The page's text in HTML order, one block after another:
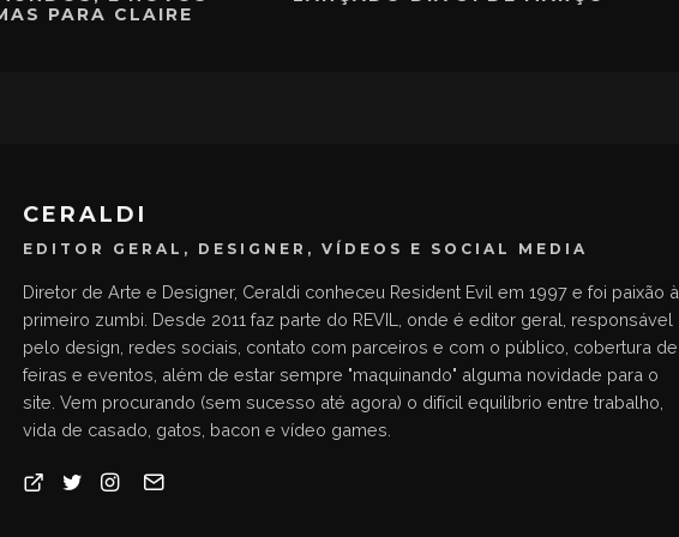
PARA CLAIRE
CERALDI
EDITOR GERAL, DESIGNER, VÍDEOS E SOCIAL MEDIA
Diretor de Arte e Designer, Ceraldi conheceu Resident Evil em 1997 e foi paixão à
primeiro zumbi. Desde 2011 faz parte do REVIL, onde é editor geral, responsável
pelo design, redes sociais, contato com parceiros e com o público, cobertura de
feiras e eventos, além de estar sempre "maquinando" alguma novidade para o
site. Vem procurando (sem sucesso até agora) o difícil equilíbrio entre trabalho,
vida de casado, gatos, bacon e vídeo games.